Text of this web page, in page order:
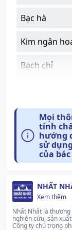
Bạc hà
Kim ngân
Bạch chỉ
Chỉ định
Thuốc
nghẹt mũi,
tính.
Dược lực
Chưa có dữ
Mọi
tính
hướng
sử
của
NHẤT
Xem thêm
Nhất Nhất là
nghiên cứu, sản
Công ty chú trọng